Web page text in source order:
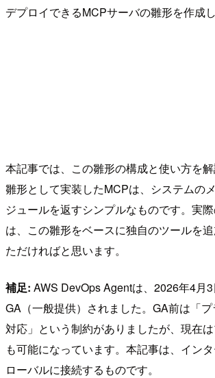
デプロイできるMCPサーバの雛形を作成し
本記事では、この雛形の構成と使い方を解
雛形として実装したMCPは、システムの
ジュールを返すシンプルなものです。実
は、この雛形をベースに独自のツールを
ただければと思います。
補足: AWS DevOps Agentは、2026年4月
GA（一般提供）されました。GA前は「
対応」という制約がありましたが、現在
も可能になっています。本記事は、イン
ローバルに接続するものです。